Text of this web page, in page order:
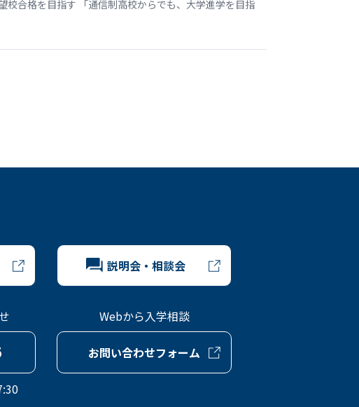
合格を目指す 「通信制高校からでも、大学進学を目指
説明会・相談会
Webから入学相談
お問い合わせフォーム